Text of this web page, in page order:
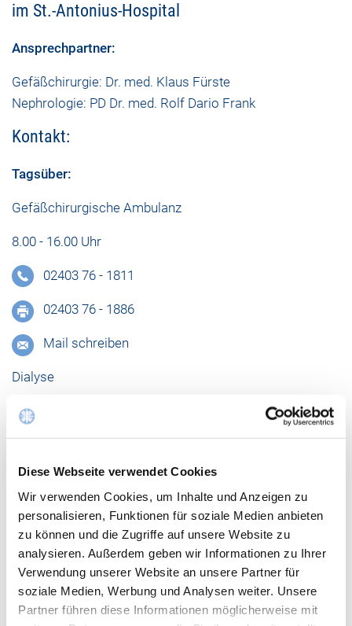
Diese Webseite verwendet Cookies
Wir verwenden Cookies, um Inhalte und Anzeigen zu
personalisieren, Funktionen für soziale Medien anbieten
zu können und die Zugriffe auf unsere Website zu
analysieren. Außerdem geben wir Informationen zu Ihrer
Verwendung unserer Website an unsere Partner für
soziale Medien, Werbung und Analysen weiter. Unsere
Partner führen diese Informationen möglicherweise mit
im St.-Antonius-Hospital
Ansprechpartner:
Gefäßchirurgie: Dr. med. Klaus Fürste
Nephrologie: PD Dr. med. Rolf Dario Frank
Kontakt:
Tagsüber:
Gefäßchirurgische Ambulanz
8.00 - 16.00 Uhr
02403 76 - 1811
02403 76 - 1886
Mail schreiben
Dialyse
Mail schreiben
Nachts:
Operatives Notfallzentrum
02403 76 - 1201
Fax: 02403 15893